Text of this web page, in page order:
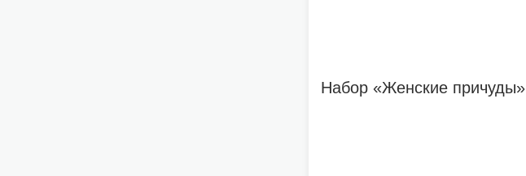
Набор «Женские причуды»